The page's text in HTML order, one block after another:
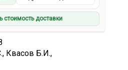
стоимость доставки
Квасов Б.И.,